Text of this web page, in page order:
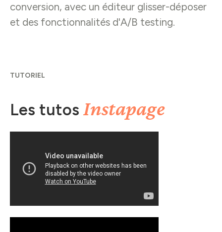
conversion, avec un éditeur glisser-déposer
et des fonctionnalités d'A/B testing.
TUTORIEL
Les tutos Instapage